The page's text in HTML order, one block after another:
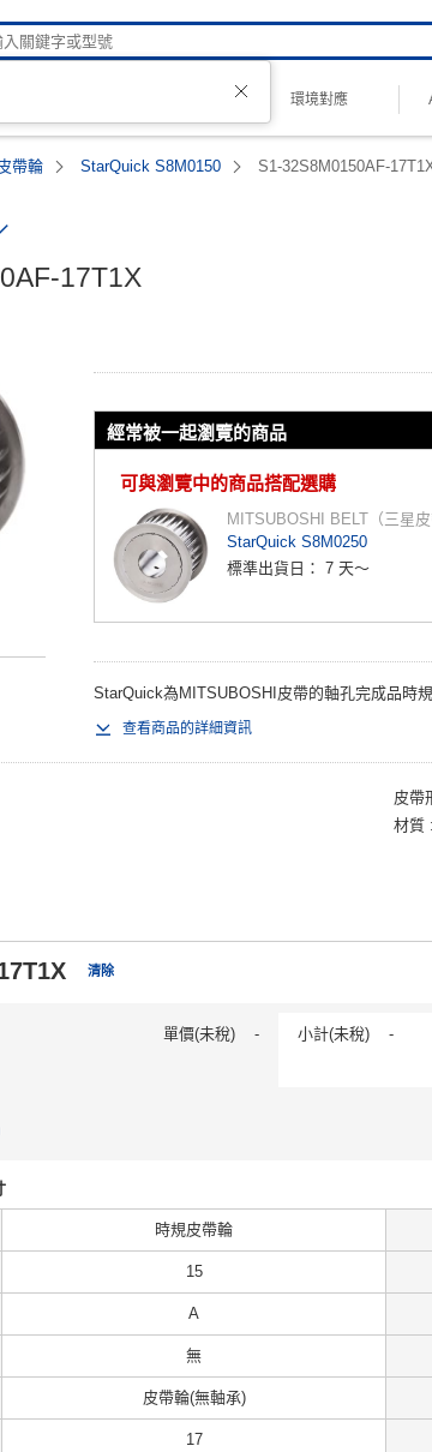
環境對應
帶輪 StarQuick S8M0150 S1-32S8M0150AF-
17T1X
經常被一起瀏覽的商品
可與瀏覽中的商品搭配選購
MITSUBOSHI BELT（三星皮
StarQuick S8M0250
標準出貨日： 7 天～
StarQuick為MITSUBOSHI皮帶的軸孔完成品時
查看商品的詳細資訊
皮帶
材質
清除
單價(未稅) - 小計(未稅) -
時規皮帶輪
15
A
無
皮帶輪(無軸承)
17